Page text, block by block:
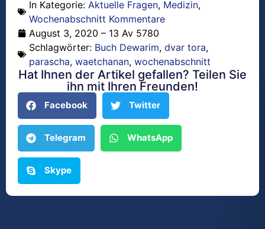
In Kategorie: Aktuelle Fragen, Medizin,
Wochenabschnitt Kommentare
August 3, 2020 – 13 Av 5780
Schlagwörter: Buch Dewarim, dvar tora,
parascha, waetchanan, wochenabschnitt
Hat Ihnen der Artikel gefallen? Teilen Sie
ihn mit Ihren Freunden!
Facebook Twitter
Telegram WhatsApp
Skype